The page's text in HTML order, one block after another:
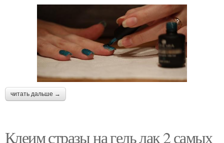
читать дальше →
Клеим стразы на гель лак 2 самых